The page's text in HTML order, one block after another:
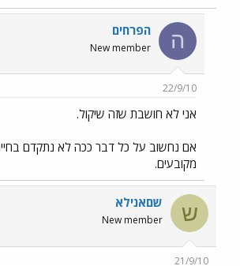
ה הפרחים
New member
22/9/10
אני לא חושבת שזה שיקול.
אם נחשוב על כל דבר ככה לא נתקדם
מקובעים.
ש שםאנילא
New member
21/9/10